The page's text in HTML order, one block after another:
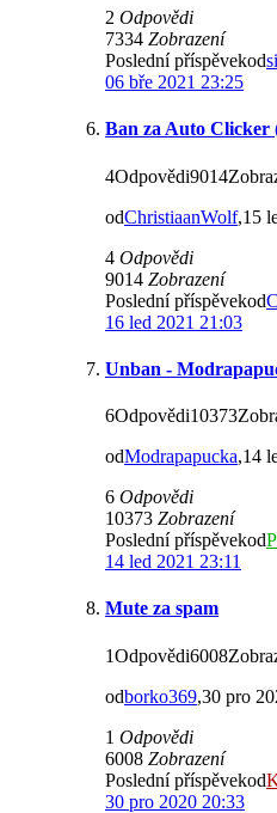
2 Odpovědi
7334 Zobrazení
Poslední příspěvekod
06 bře 2021 23:25
Ban za Auto Clicker
odChristiaanWolf,15
4 Odpovědi
9014 Zobrazení
Poslední příspěvekod
16 led 2021 21:03
Unban -
odModrapapucka,14
6 Odpovědi
10373 Zobrazení
Poslední příspěvekod
14 led 2021 23:11
Mute za spam
odborko369,30 pro
1 Odpovědi
6008 Zobrazení
Poslední příspěvekod
30 pro 2020 20:33